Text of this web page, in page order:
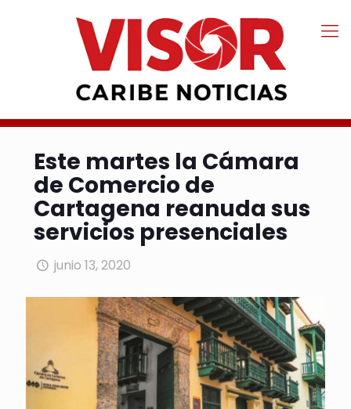
Este martes la Cámara
de Comercio de
Cartagena reanuda sus
servicios presenciales
junio 13, 2020